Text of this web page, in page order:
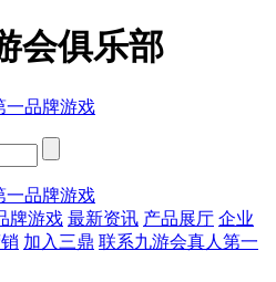
会俱乐部
一品牌游戏
一品牌游戏
牌游戏 最新资讯 产品展厅 企业
加入三鼎 联系九游会真人第一